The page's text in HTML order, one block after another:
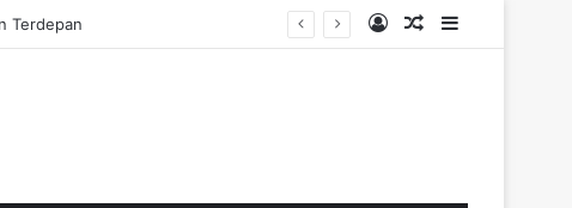
Log InRandom Article
Sidebar